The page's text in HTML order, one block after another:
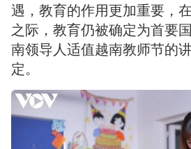
遇，教育的作用更加重要，
之际，教育仍被确定为首要
南领导人适值越南教师节的
定。